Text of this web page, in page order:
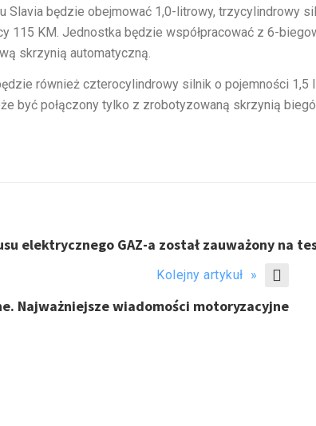
Slavia będzie obejmować 1,0-litrowy, trzycylindrowy
115 KM. Jednostka będzie współpracować z 6-
skrzynią automatyczną.
również czterocylindrowy silnik o pojemności 1,5
być połączony tylko z zrobotyzowaną skrzynią
elektrycznego GAZ-a został zauważony na
Kolejny artykuł »
Najważniejsze wiadomości motoryzacyjne